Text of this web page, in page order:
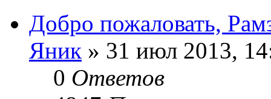
Добро пожаловать,
Яник » 31 июл 2013,
0 Ответов